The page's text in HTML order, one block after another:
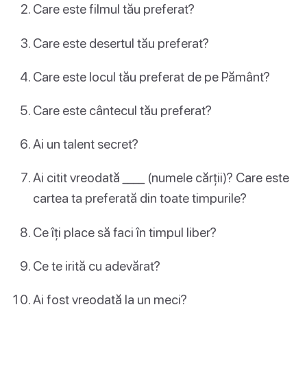
Care este filmul tău preferat?
Care este desertul tău preferat?
Care este locul tău preferat de pe Pământ?
Care este cântecul tău preferat?
Ai un talent secret?
Ai citit vreodată ____ (numele cărții)? Care este
cartea ta preferată din toate timpurile?
Ce îți place să faci în timpul liber?
Ce te irită cu adevărat?
Ai fost vreodată la un meci?